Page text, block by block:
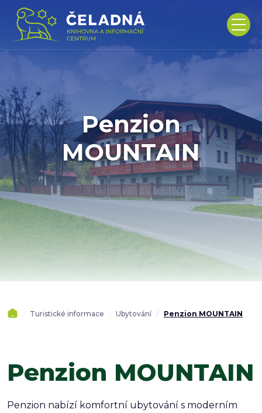
Penzion
MOUNTAIN
Turistické informace Ubytování Penzion MOUNTAIN
Penzion MOUNTAIN
Penzion nabízí komfortní ubytování s moderním